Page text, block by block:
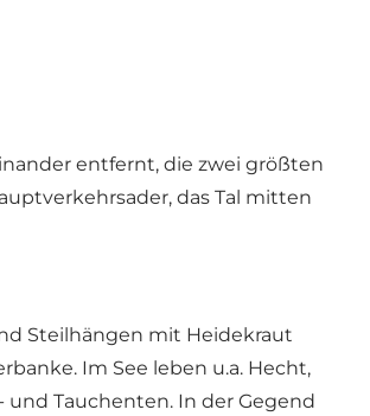
entfernt, die zwei größten
das Tal mitten
Steilhängen mit Heidekraut
Im See leben u.a. Hecht,
Tauchenten. In der Gegend